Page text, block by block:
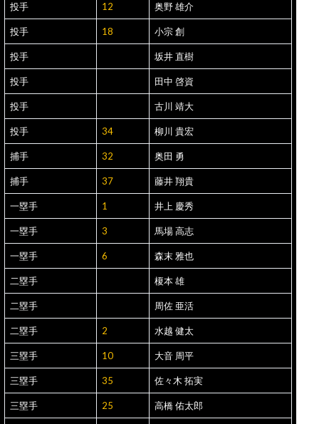
投手 12 奥野 雄介
投手 18 小宗 創
投手 坂井 直樹
投手 田中 啓資
投手 古川 靖大
投手 34 柳川 貴宏
捕手 32 奥田 勇
捕手 37 藤井 翔貴
一塁手 1 井上 慶秀
一塁手 3 馬場 高志
一塁手 6 森末 雅也
二塁手 榎本 雄
二塁手 周佐 亜活
二塁手 2 水越 健太
三塁手 10 大音 周平
三塁手 35 佐々木 拓実
三塁手 25 高橋 佑太郎